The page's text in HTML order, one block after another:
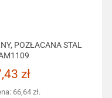
POZŁACANA STAL
zł
66,64 zł.